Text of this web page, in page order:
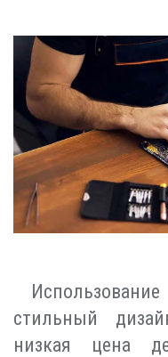
стильный
низкая цена